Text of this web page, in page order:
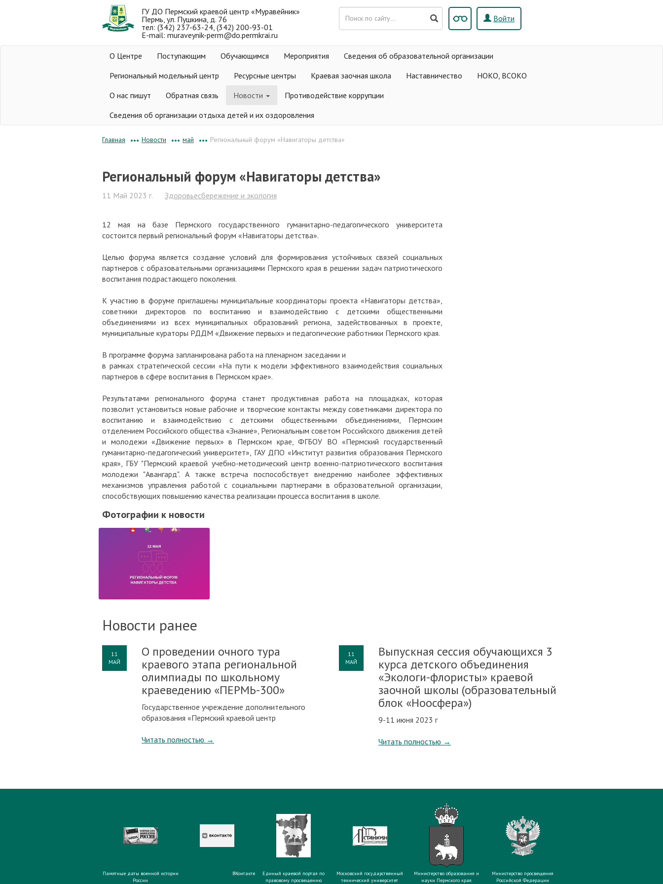
ГУ ДО Пермский краевой центр «Муравейник»
Пермь, ул. Пушкина, д. 76
тел: (342) 237-63-24, (342) 200-93-01
E-mail: muraveynik-perm@do.permkrai.ru
Войти
О Центре Поступающим Обучающимся Мероприятия
Сведения об образовательной организации
Региональный модельный центр
Ресурсные центры Краевая заочная школа Наставничество
НОКО, ВСОКО
О нас пишут
Обратная связь Новости
Противодействие коррупции
Сведения об организации отдыха детей и их оздоровления
Главная ••• Новости ••• май ••• Региональный форум «Навигаторы детства»
Региональный форум «Навигаторы детства»
11 Май 2023 г. Здоровьесбережение и экология
12 мая на базе Пермского государственного гуманитарно-педагогического университета
состоится первый региональный форум «Навигаторы детства».
Целью форума является создание условий для формирования устойчивых связей социальных
партнеров с образовательными организациями Пермского края в решении задач патриотического
воспитания подрастающего поколения.
К участию в форуме приглашены муниципальные координаторы проекта «Навигаторы детства»,
советники директоров по воспитанию и взаимодействию с детскими общественными
объединениями из всех муниципальных образований региона, задействованных в проекте,
муниципальные кураторы РДДМ «Движение первых» и педагогические работники Пермского края.
В программе форума запланирована работа на пленарном заседании и
в рамках стратегической сессии «На пути к модели эффективного взаимодействия социальных
партнеров в сфере воспитания в Пермском крае».
Результатами регионального форума станет продуктивная работа на площадках, которая
позволит установиться новые рабочие и творческие контакты между советниками директора по
воспитанию и взаимодействию с детскими общественными объединениями, Пермским
отделением Российского общества «Знание», Региональным советом Российского движения детей
и молодежи «Движение первых» в Пермском крае, ФГБОУ ВО «Пермский государственный
гуманитарно-педагогический университет», ГАУ ДПО «Институт развития образования Пермского
края», ГБУ "Пермский краевой учебно-методический центр военно-патриотического воспитания
молодежи "Авангард". А также встреча поспособствует внедрению наиболее эффективных
механизмов управления работой с социальными партнерами в образовательной организации,
способствующих повышению качества реализации процесса воспитания в школе.
Фотографии к новости
Новости ранее
11
МАЙ
О проведении очного тура
краевого этапа региональной
олимпиады по школьному
краеведению «ПЕРМЬ-300»
Государственное учреждение дополнительного
образования «Пермский краевой центр
Читать полностью →
11
МАЙ
Выпускная сессия обучающихся 3
курса детского объединения
«Экологи-флористы» краевой
заочной школы (образовательный
блок «Ноосфера»)
9-11 июня 2023 г
Читать полностью →
Памятные даты военной истории
России
ВКонтакте
Единый краевой портал по
правовому просвещению
Московский государственный
технический университет
Министерство образования и
науки Пермского края
Министерство просвещения
Российской Федерации